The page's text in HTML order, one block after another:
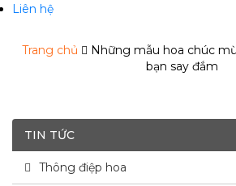
Liên hệ
Trang chủ
Những mẫu hoa chúc
bạn say đắm
TIN TỨC
Thông điệp hoa